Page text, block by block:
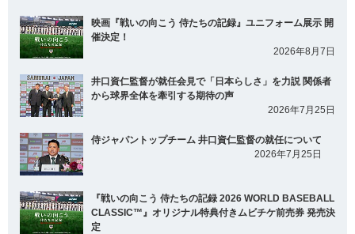
映画『戦いの向こう 侍たちの記録』ユニフォーム展示 開
催決定！
2026年8月7日
井口資仁監督が就任会見で「日本らしさ」を力説 関係者
から球界全体を牽引する期待の声
2026年7月25日
侍ジャパントップチーム 井口資仁監督の就任について
2026年7月25日
『戦いの向こう 侍たちの記録 2026 WORLD BASEBALL
CLASSIC™』オリジナル特典付きムビチケ前売券 発売決
定